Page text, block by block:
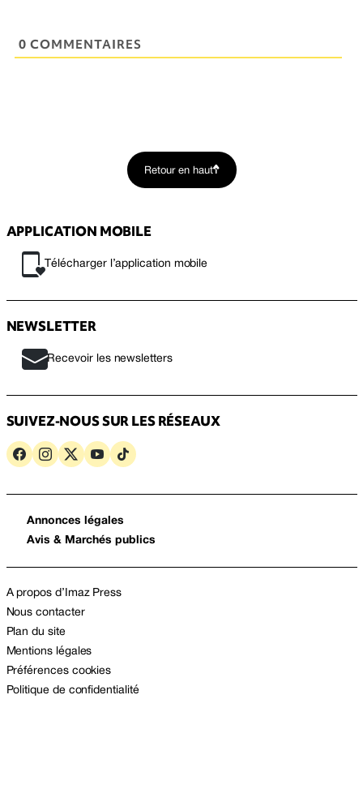
0 COMMENTAIRES
Retour en haut
APPLICATION MOBILE
Télécharger l’application mobile
NEWSLETTER
Recevoir les newsletters
SUIVEZ-NOUS SUR LES RÉSEAUX
Annonces légales
Avis & Marchés publics
A propos d’Imaz Press
Nous contacter
Plan du site
Mentions légales
Préférences cookies
Politique de confidentialité